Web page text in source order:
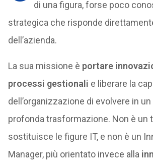
di una figura, forse poco
strategica che risponde
dell’azienda.
La sua missione è portare
processi gestionali e liberare la
dell’organizzazione di evolvere in
profonda trasformazione. Non è un
sostituisce le figure IT, e non è un
Manager, più orientato invece alla